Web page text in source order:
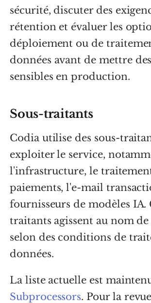
sécurité, discuter des
rétention et évaluer les
déploiement ou de
données avant de mettre
sensibles en production.
Sous-traitants
Codia utilise des sous-
exploiter le service,
l'infrastructure, le
paiements, l'e-mail
fournisseurs de modèles IA.
traitants agissent au nom
selon des conditions de
données.
La liste actuelle est
Subprocessors. Pour la